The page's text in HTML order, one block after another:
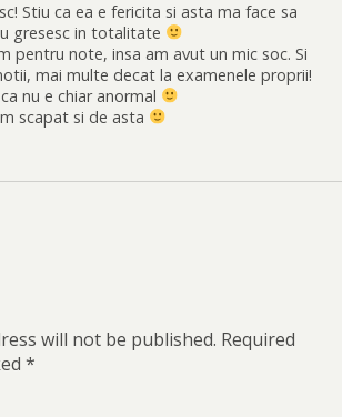
Stiu ca ea e fericita si asta ma face sa
gresesc in totalitate
pentru note, insa am avut un mic soc. Si
mai multe decat la examenele proprii!
nu e chiar anormal
scapat si de asta
will not be published. Required
*